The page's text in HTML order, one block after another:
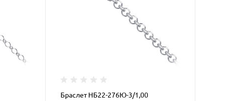
Браслет НБ22-276Ю-3/1,00